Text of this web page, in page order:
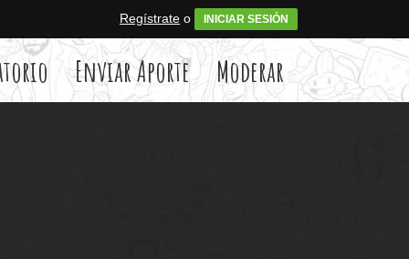
Regístrate o INICIAR SESIÓN
Enviar Aporte Moderar